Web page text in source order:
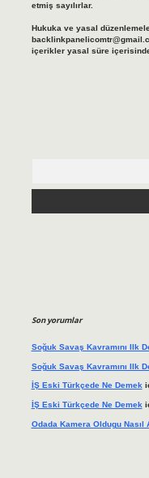
etmiş sayılırlar.
Hukuka ve yasal
içerikler yasal süre içerisinde
Son yorumlar
Soğuk Savaş Kavramını Ilk
Soğuk Savaş Kavramını Ilk
İŞ Eski Türkçede Ne Demek
İŞ Eski Türkçede Ne Demek
Odada Kamera Oldugu Nasıl